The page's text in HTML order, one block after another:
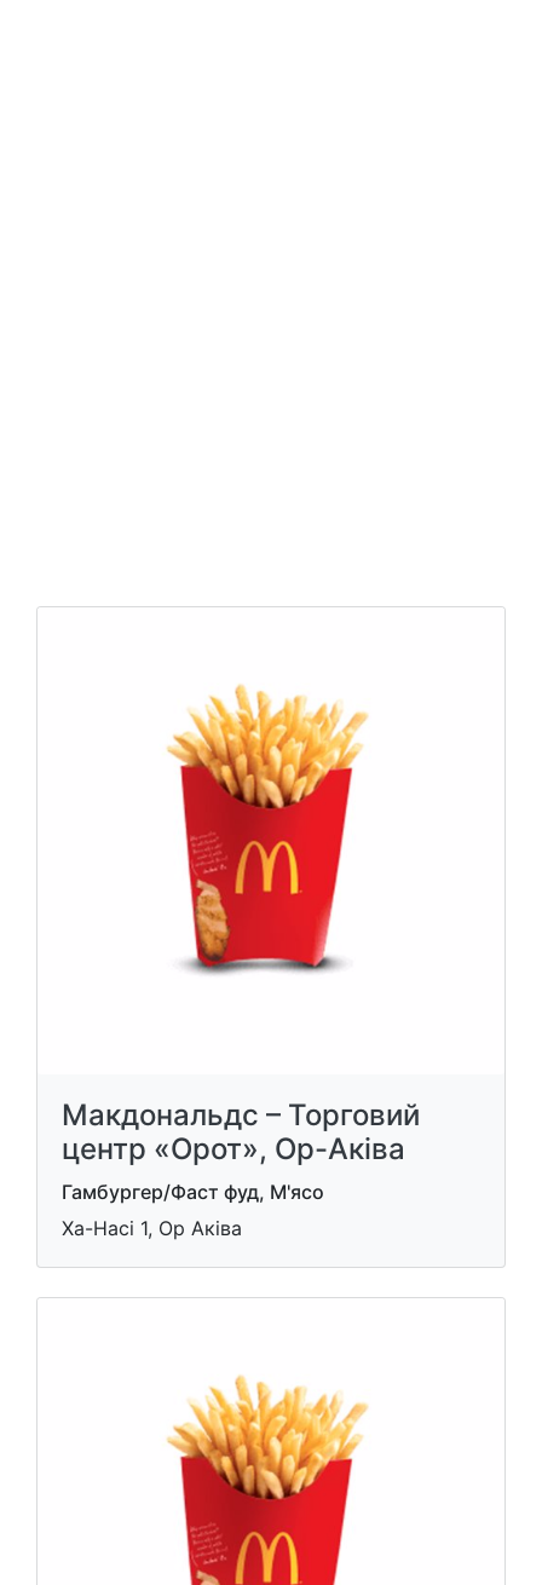
Макдональдс – Торговий
центр «Орот», Ор-Аківа
Гамбургер/Фаст фуд, М'ясо
Ха-Насі 1, Ор Аківа